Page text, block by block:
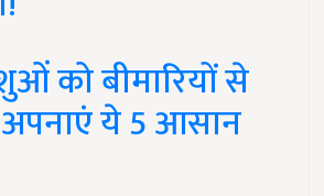
को बीमारियों से
ये 5 आसान